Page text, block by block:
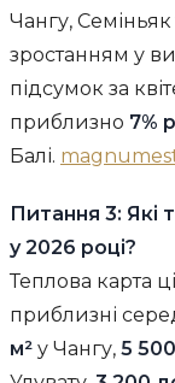
Чангу,
зростанням у
підсумок за
приблизно 7%
Балі.
Питання 3: Які
у 2026 році?
Теплова карта
приблизні
м² у Чангу, 5